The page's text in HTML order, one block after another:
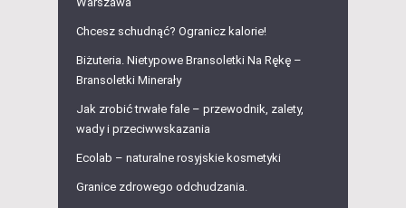
Chcesz schudnąć? Ogranicz kalorie!
Biżuteria. Nietypowe Bransoletki Na Rękę –
Bransoletki Minerały
Jak zrobić trwałe fale – przewodnik, zalety,
wady i przeciwwskazania
Ecolab – naturalne rosyjskie kosmetyki
Granice zdrowego odchudzania.